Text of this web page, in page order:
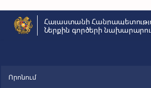
content
Հայաստանի
Ներքին գործերի